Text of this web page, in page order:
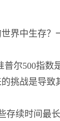
界中生存？
尔500指数
挑战是导致
续时间最